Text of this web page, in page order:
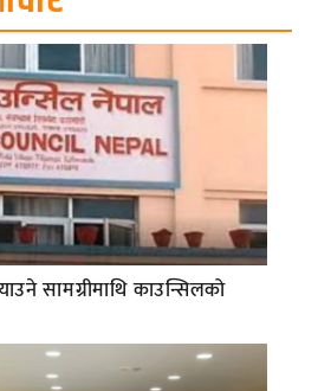
सामग्रीमाथि काउन्सिलको